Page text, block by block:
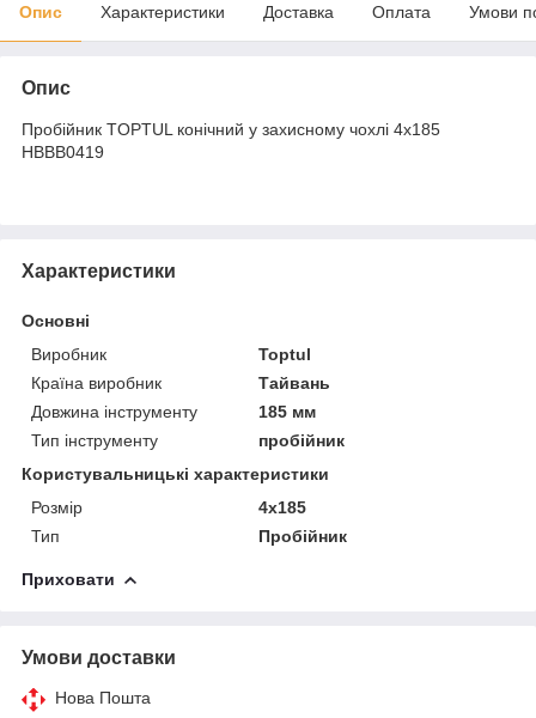
Опис Характеристики Доставка Оплата Умови
Опис
Пробійник TOPTUL конічний у захисному чохлі 4x185
HBBB0419
Характеристики
Основні
Виробник
Toptul
Країна виробник
Тайвань
Довжина інструменту
185 мм
Тип інструменту
пробійник
Користувальницькі характеристики
Розмір
4х185
Тип
Пробійник
Приховати
Умови доставки
Нова Пошта